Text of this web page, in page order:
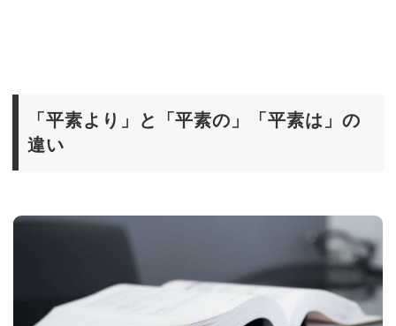
「平素より」と「平素の」「平素は」の
違い